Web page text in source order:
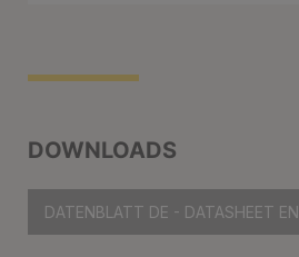
DOWNLOADS
DATENBLATT DE - DATASHEET EN